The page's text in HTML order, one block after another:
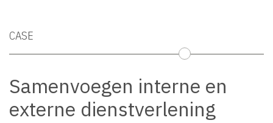
CASE
Samenvoegen interne en
externe dienstverlening